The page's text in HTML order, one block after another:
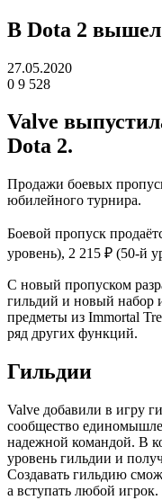
В Dota 2 вышел
27.05.2020
0 9 528
Valve
Dota 2.
Продажи боевых
юбилейного турнира.
Боевой пропуск
уровень), 2 215 ₽ (50-й
С новый пропуском
гильдий и новый набор
предметы из Immortal
ряд других функций.
Гильдии
Valve добавили в игру
сообщество
надежной командой. В
уровень гильдии и
Создавать гильдию
а вступать любой игрок.